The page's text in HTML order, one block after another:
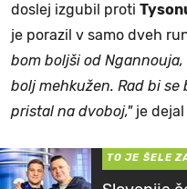
doslej izgubil proti
je porazil v samo dveh
bom boljši od
bolj mehkužen. Rad bi se
pristal na dvoboj,"je dejal
TO JE ŠELE